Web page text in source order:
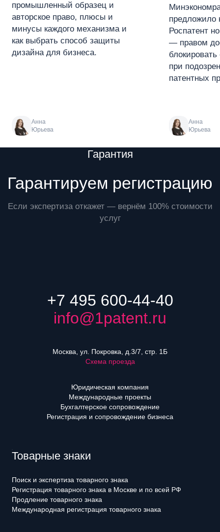
промышленный образец и
авторское право, плюсы и
минусы каждого механизма и
как выбрать способ защиты
дизайна для бизнеса.
Анна
Юрьева
предложило
Роспатент
— правом
блокировать
при
патентных
Анна
Юрьева
Гарантия
Гарантируем регистрацию
Если экспертиза откажет — вернём 100% стоимости
услуг
+7 495 600-44-40
info@1patent.ru
Москва, ул. Покровка, д.3/7, стр. 1Б
Схема проезда
Юридическая компания
Международные проекты
Бухгалтерское сопровождение
Регистрация и сопровождение бизнеса
Товарные знаки
Поиск и экспертиза товарного знака
Регистрация товарного знака в Москве и по всей РФ
Продление товарного знака
Международная регистрация товарного знака